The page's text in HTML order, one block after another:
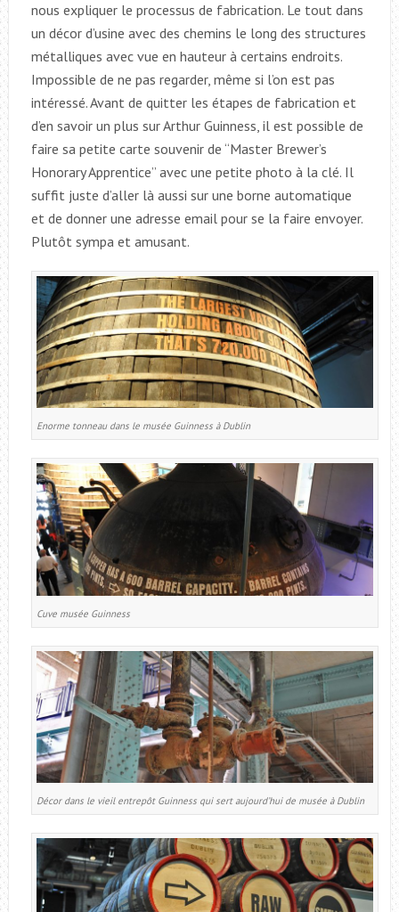
nous expliquer le processus de fabrication. Le tout dans
un décor d’usine avec des chemins le long des structures
métalliques avec vue en hauteur à certains endroits.
Impossible de ne pas regarder, même si l’on est pas
intéressé. Avant de quitter les étapes de fabrication et
d’en savoir un plus sur Arthur Guinness, il est possible de
faire sa petite carte souvenir de “Master Brewer’s
Honorary Apprentice” avec une petite photo à la clé. Il
suffit juste d’aller là aussi sur une borne automatique
et de donner une adresse email pour se la faire envoyer.
Plutôt sympa et amusant.
Enorme tonneau dans le musée Guinness à Dublin
Cuve musée Guinness
Décor dans le vieil entrepôt Guinness qui sert aujourd’hui de musée à Dublin